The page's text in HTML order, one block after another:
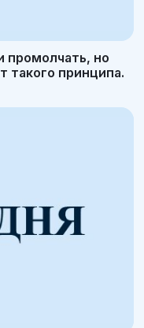
но
такого принципа.